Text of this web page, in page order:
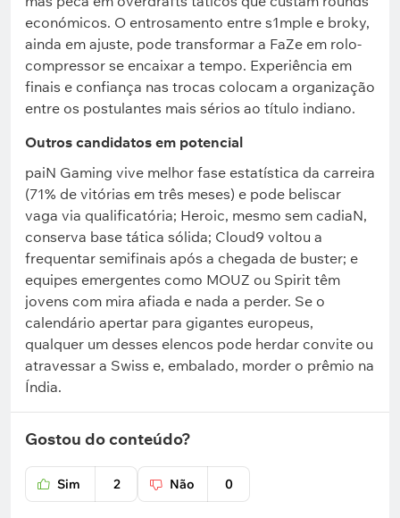
económicos. O entrosamento entre s1mple e broky,
ainda em ajuste, pode transformar a FaZe em rolo-
compressor se encaixar a tempo. Experiência em
finais e confiança nas trocas colocam a organização
entre os postulantes mais sérios ao título indiano.
Outros candidatos em potencial
paiN Gaming vive melhor fase estatística da carreira
(71% de vitórias em três meses) e pode beliscar
vaga via qualificatória; Heroic, mesmo sem cadiaN,
conserva base tática sólida; Cloud9 voltou a
frequentar semifinais após a chegada de buster; e
equipes emergentes como MOUZ ou Spirit têm
jovens com mira afiada e nada a perder. Se o
calendário apertar para gigantes europeus,
qualquer um desses elencos pode herdar convite ou
atravessar a Swiss e, embalado, morder o prêmio na
Índia.
Gostou do conteúdo?
Sim 2 Não 0